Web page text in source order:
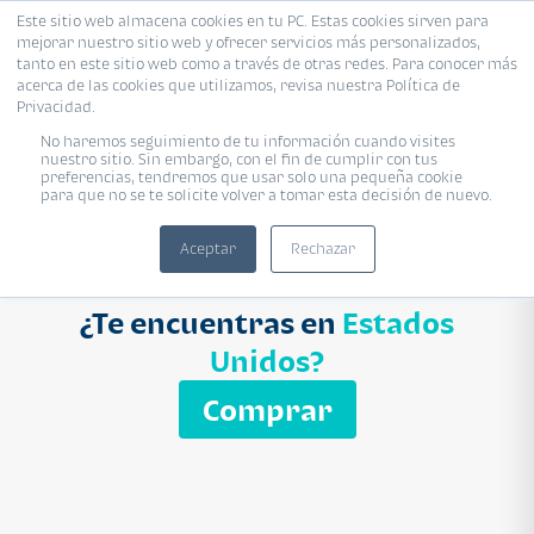
Este sitio web almacena cookies en tu PC. Estas cookies sirven para
mejorar nuestro sitio web y ofrecer servicios más personalizados,
tanto en este sitio web como a través de otras redes. Para conocer más
acerca de las cookies que utilizamos, revisa nuestra Política de
Privacidad.
No haremos seguimiento de tu información cuando visites
nuestro sitio. Sin embargo, con el fin de cumplir con tus
preferencias, tendremos que usar solo una pequeña cookie
para que no se te solicite volver a tomar esta decisión de nuevo.
Aceptar Rechazar
Proyecto Modelo Inmobiliaria
Ingresa el nombre del proyecto
Buscar
¿Te encuentras en Estados
Unidos?
Comprar